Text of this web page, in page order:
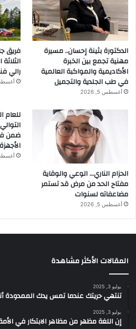
الدكتورة بثينة إحسان.. مسيرة
مهنية تجمع بين الخبرة
الأكاديمية والمواكبة العالمية
في طب الجلدية والتجميل
أغسطس 5, 2026
فريق
رالي
أغسطس 5,
الحزام الناري… الوعي والوقاية
مفتاح الحد من مرض قد تستمر
مضاعفاته لسنوات
أغسطس 5, 2026
للعام
ضمن
أغسطس
المقالات الأكثر مشاهدة
يوليو 3, 2025
تنتهي حريتك عندما تمس يدك الممدودة
يوليو 3, 2025
إن اللغة مظهر من مظاهر الابتكار في